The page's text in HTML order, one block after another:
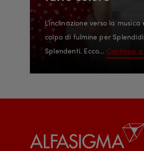
L’inclinazione verso la musica
colpo di fulmine per Splendidi
Splendenti. Ecco... Continua